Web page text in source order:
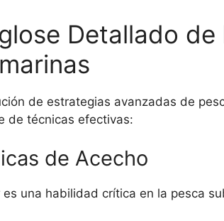
Detallado
de estrategias avanzadas de
de técnicas efectivas:
de Acecho
es una habilidad crítica en la pesca